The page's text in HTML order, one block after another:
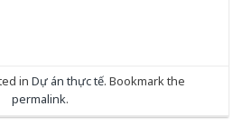
in Dự án thực tế. Bookmark the
permalink.